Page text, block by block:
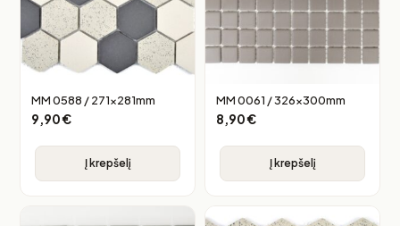
MM 0588 / 271x281mm
9,90€
Į krepšelį
MM 0061 / 326x300mm
8,90€
Į krepšelį